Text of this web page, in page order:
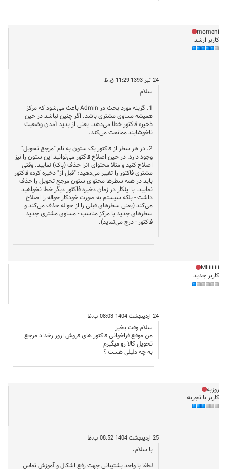
momeni
کاربر ارشد
24 تیر 1393 11:29 ق.ظ
سلام
1. گزینه مورد بحث در Admin باعث می‌شود که مرکز
همیشه مساوی مشتری باشد. اگر چنین نباشد در حین
ذخیره فاکتور خطا می‌دهد. یعنی از پدید آمدن وضعیت
ناخوشایند ممانعت می‌کند.
2. در هر سطر از فاکتور یک ستون به نام "مرجع تحویل"
وجود دارد. در حین اصلاح فاکتور می‌توانید این ستون را نیز
اصلاح کنید و مثلا محتوای آنرا حذف (پاک) نمایید. وقتی
مشتری فاکتور را تغییر می‌دهید؛ "قبل از" ذخیره کرده فاکتور
باید در همه سطرها محتوای ستون مرجع تحویل را حذف
نمایید. با اینکار در زمان ذخیره فاکتور دیگر خطا نخواهید
داشت - بلکه سیستم به صورت خودکار حواله را اصلاح
می‌کند (یعنی سطرهای قبلی را از حواله حذف می‌کند و
سطرهای جدید با مرکز مناسب - مساوی مشتری جدید
فاکتور - درج می‌نماید).
Mliiiiiiii
کاربر جدید
24 اردیبهشت 1404 08:03 ب.ظ
سلام وقت بخیر
من موقع فراخوانی فاکتور های فروش ارور رخداد مرجع
تحویل کالا رو میگیرم
به چه دلیلی هست ؟
روزبه
کاربر با تجربه
25 اردیبهشت 1404 08:52 ب.ظ
با سلام،
لطفا با واحد پشتیبانی جهت رفع اشکال و آموزش تماس